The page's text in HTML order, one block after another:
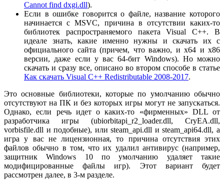
Cannot find dxgi.dll).
Если в ошибке говорится о файле, название которого
начинается с MSVC, причина в отсутствии каких-то
библиотек распространяемого пакета Visual C++. В
идеале знать, какие именно нужны и скачать их с
официального сайта (причем, что важно, и x64 и x86
версии, даже если у вас 64-бит Windows). Но можно
скачать и сразу все, описано во втором способе в статье
Как скачать Visual C++ Redistributable 2008-2017.
Это основные библиотеки, которые по умолчанию обычно
отсутствуют на ПК и без которых игры могут не запускаться.
Однако, если речь идет о каких-то «фирменных» DLL от
разработчика игры (ubiorbitapi_r2_loader.dll, CryEA.dll,
vorbisfile.dll и подобные), или steam_api.dll и steam_api64.dll, а
игра у вас не лицензионная, то причина отсутствия этих
файлов обычно в том, что их удалил антивирус (например,
защитник Windows 10 по умолчанию удаляет такие
модифицированные файлы игр). Этот вариант будет
рассмотрен далее, в 3-м разделе.